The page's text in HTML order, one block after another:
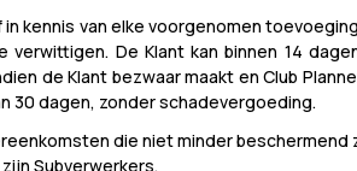
kennis van elke voorgenomen
De Klant kan binnen 14
de Klant bezwaar maakt en Club
30 dagen, zonder schadevergoeding.
die niet minder
Subverwerkers.